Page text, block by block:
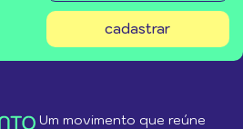
cadastrar
Um movimento que reúne